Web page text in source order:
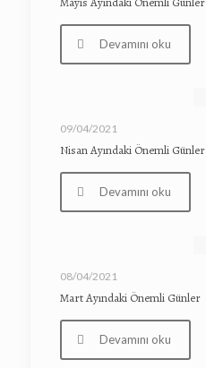
Devamını oku
09/04/2021
Nisan Ayındaki Önemli Günler
Devamını oku
08/04/2021
Mart Ayındaki Önemli Günler
Devamını oku